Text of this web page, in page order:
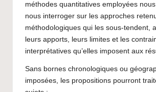
méthodes quantitatives employées
nous interroger sur les approches
méthodologiques qui les sous-tendent,
leurs apports, leurs limites et les
interprétatives qu’elles imposent aux
Sans bornes chronologiques ou
imposées, les propositions pourront